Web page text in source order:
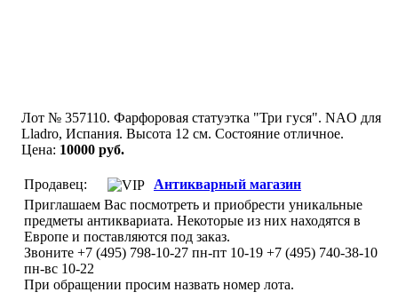
Лот № 357110. Фарфоровая статуэтка "Три гуся". NAO для
Lladro, Испания. Высота 12 см. Состояние отличное.
Цена: 10000 руб.
Продавец:
Антикварный магазин
Приглашаем Вас посмотреть и приобрести уникальные
предметы антиквариата. Некоторые из них находятся в
Европе и поставляются под заказ.
Звоните +7 (495) 798-10-27 пн-пт 10-19 +7 (495) 740-38-10
пн-вс 10-22
При обращении просим назвать номер лота.